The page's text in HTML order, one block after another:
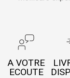
A VOTRE
ECOUTE